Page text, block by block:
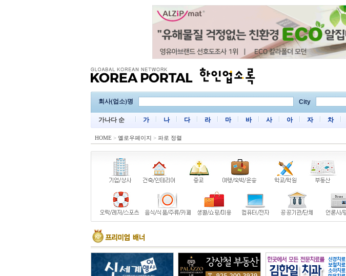
회사(업소)명 City
가나다 순 가 나 다 라 마 바 사 아 자 차
HOME > 옐로우페이지 > 파로 정렬